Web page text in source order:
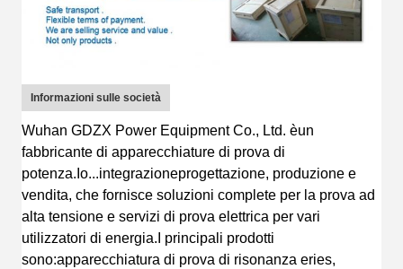
Informazioni sulle società
Wuhan GDZX Power Equipment Co., Ltd. èun
fabbricante di apparecchiature di prova di
potenza. Io...integrazioneprogettazione, produzione e
vendita, che fornisce soluzioni complete per la prova ad
alta tensione e servizi di prova elettrica per vari
utilizzatori di energia. I principali prodotti
sono:apparecchiatura di prova di risonanza eries,